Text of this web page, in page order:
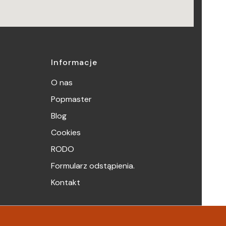
Informacje
O nas
Popmaster
Blog
Cookies
RODO
Formularz odstąpienia.
Kontakt